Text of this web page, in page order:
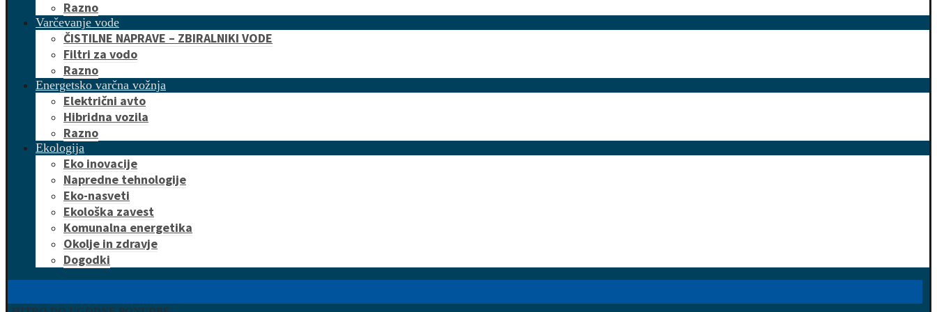
Razno
Varčevanje vode
ČISTILNE NAPRAVE – ZBIRALNIKI VODE
Filtri za vodo
Razno
Energetsko varčna vožnja
Električni avto
Hibridna vozila
Razno
Ekologija
Eko inovacije
Napredne tehnologije
Eko-nasveti
Ekološka zavest
Komunalna energetika
Okolje in zdravje
Dogodki